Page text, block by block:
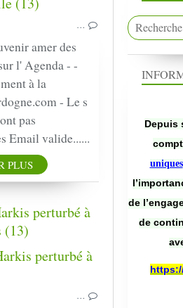
…
amer des
l' Agenda - -
à la
- Le s
pas
Email valide......
PLUS
PRESSE
perturbé à
(13)
…
Depuis
uniques
de
de